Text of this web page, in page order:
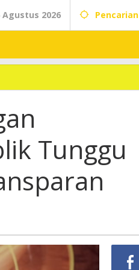
Agustus 2026 Pencarian
Tunggu